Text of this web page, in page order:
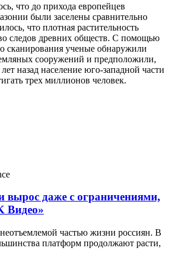
что до прихода европейцев
были заселены сравнительно
что плотная растительность
следов древних обществ. С помощью
сканирования ученые обнаружили
сооружений и предположили,
назад население юго-западной части
трех миллионов человек.
вырос даже с ограничениями,
Видео»
частью жизни россиян. В
платформ продолжают расти,